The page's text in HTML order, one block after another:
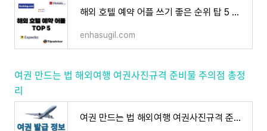
해외 호텔 예약 어플 쓰기 좋은 순위 탑 5 다운로드
enhasugil.com
여권 만드는 법 해외여행 여권사진규격 준비물 주의점 총정
리
여권 만드는 법 해외여행 여권사진규격 준비물 주의점 총정리